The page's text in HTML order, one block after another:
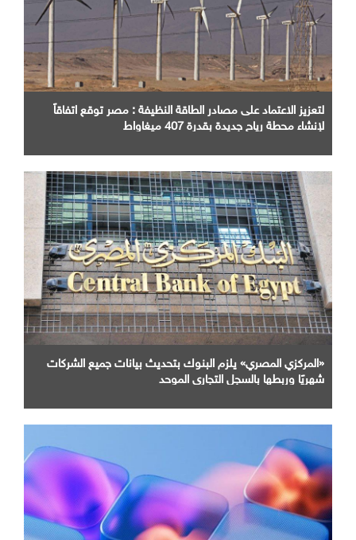
لتعزيز الاعتماد على مصادر الطاقة النظيفة : مصر توقع اتفاقاً
لإنشاء محطة رياح جديدة بقدرة 407 ميغاواط
«المركزي المصري» يلزم البنوك بتحديث بيانات جميع الشركات
شهريًا وربطها بالسجل التجاري الموحد